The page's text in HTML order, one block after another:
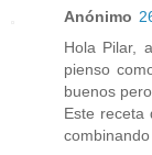
Anónimo
Hola Pilar,
pienso
buenos
Este receta